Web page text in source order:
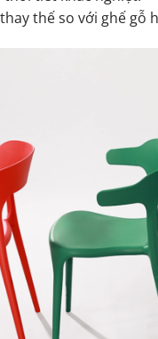
thế so với ghế gỗ